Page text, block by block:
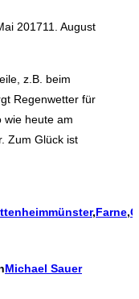
201711. August
z.B. beim
Regenwetter für
wie heute am
Zum Glück ist
,Farne,
Michael Sauer